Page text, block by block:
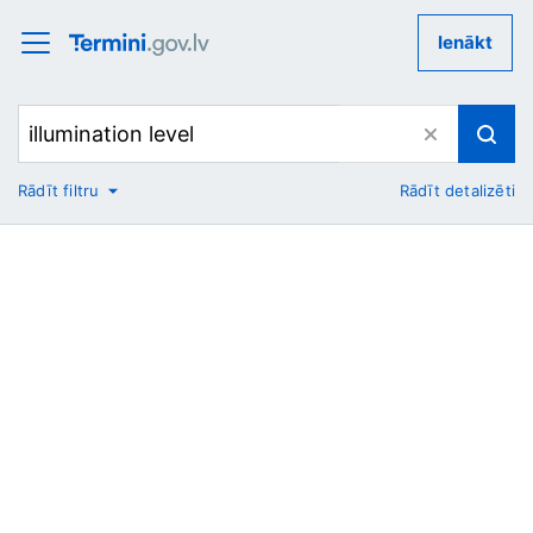
Ienākt
No
Rādīt filtru Rādīt detalizēti